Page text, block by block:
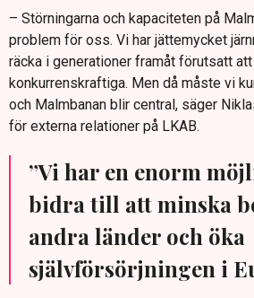
– Störningarna och kapaciteten på
problem för oss. Vi har jättemycket
räcka i generationer framåt förutsatt att
konkurrenskraftiga. Men då måste vi
och Malmbanan blir central, säger
för externa relationer på LKAB.
”Vi har en enorm
bidra till att minska
andra länder och öka
självförsörjningen i